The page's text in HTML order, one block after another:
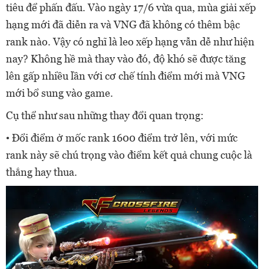
tiêu để phấn đấu. Vào ngày 17/6 vừa qua, mùa giải xếp
hạng mới đã diễn ra và VNG đã không có thêm bậc
rank nào. Vậy có nghĩ là leo xếp hạng vẫn dễ như hiện
nay? Không hề mà thay vào đó, độ khó sẽ được tăng
lên gấp nhiều lần với cơ chế tính điểm mới mà VNG
mới bổ sung vào game.
Cụ thể như sau những thay đổi quan trọng:
• Đổi điểm ở mốc rank 1600 điểm trở lên, với mức
rank này sẽ chú trọng vào điểm kết quả chung cuộc là
thắng hay thua.